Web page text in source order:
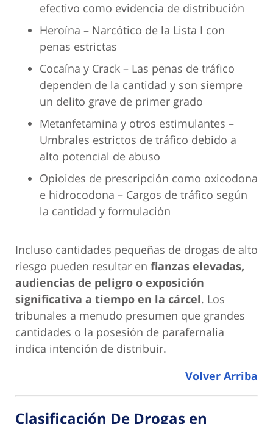
efectivo como evidencia de distribución
Heroína – Narcótico de la Lista I con
penas estrictas
Cocaína y Crack – Las penas de tráfico
dependen de la cantidad y son siempre
un delito grave de primer grado
Metanfetamina y otros estimulantes –
Umbrales estrictos de tráfico debido a
alto potencial de abuso
Opioides de prescripción como oxicodona
e hidrocodona – Cargos de tráfico según
la cantidad y formulación
Incluso cantidades pequeñas de drogas de alto
riesgo pueden resultar en fianzas elevadas,
audiencias de peligro o exposición
significativa a tiempo en la cárcel. Los
tribunales a menudo presumen que grandes
cantidades o la posesión de parafernalia
indica intención de distribuir.
Volver Arriba
Clasificación De Drogas en